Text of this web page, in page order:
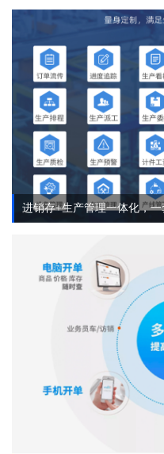
进销存+生产管理一体化，